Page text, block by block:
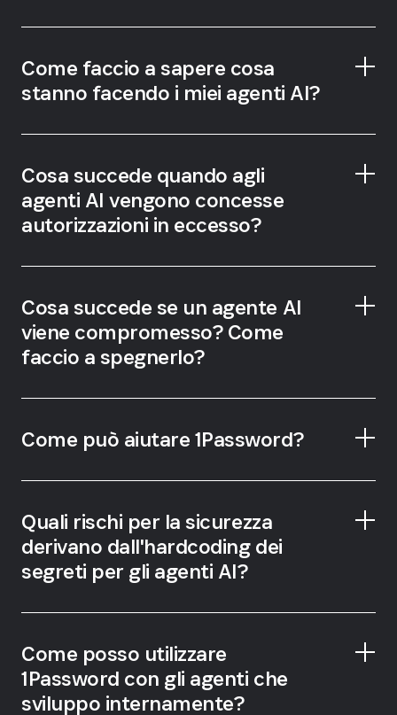
Come faccio a sapere cosa
stanno facendo i miei agenti AI?
Cosa succede quando agli
agenti AI vengono concesse
autorizzazioni in eccesso?
Leggere i dati sensibili dei clienti.
Cosa succede se un agente AI
viene compromesso? Come
faccio a spegnerlo?
Come può aiutare 1Password?
Archivia e consegna le credenziali in modo
Impedisci agli agenti AI di eludere l'MFA.
Vedi esattamente a cosa accedono gli agenti
e quando.
Quali rischi per la sicurezza
derivano dall'hardcoding dei
segreti per gli agenti AI?
Come posso utilizzare
1Password con gli agenti che
sviluppo internamente?